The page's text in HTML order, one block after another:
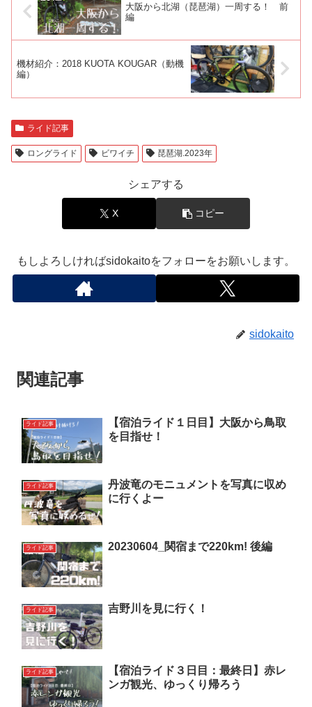
大阪から北湖（琵琶湖）一周する！ 前
編
機材紹介：2018 KUOTA KOUGAR（動機
編）
ライド記事
ロングライド ビワイチ 琵琶湖.2023年
シェアする
X コピー
もしよろしければsidokaitoをフォローをお願いします。
sidokaito
関連記事
ライド記事
【宿泊ライド１日目】大阪から鳥取
を目指せ！
ライド記事
丹波竜のモニュメントを写真に収め
に行くよー
ライド記事 20230604_関宿まで220km! 後編
ライド記事 吉野川を見に行く！
ライド記事
【宿泊ライド３日目：最終日】赤レ
ンガ観光、ゆっくり帰ろう